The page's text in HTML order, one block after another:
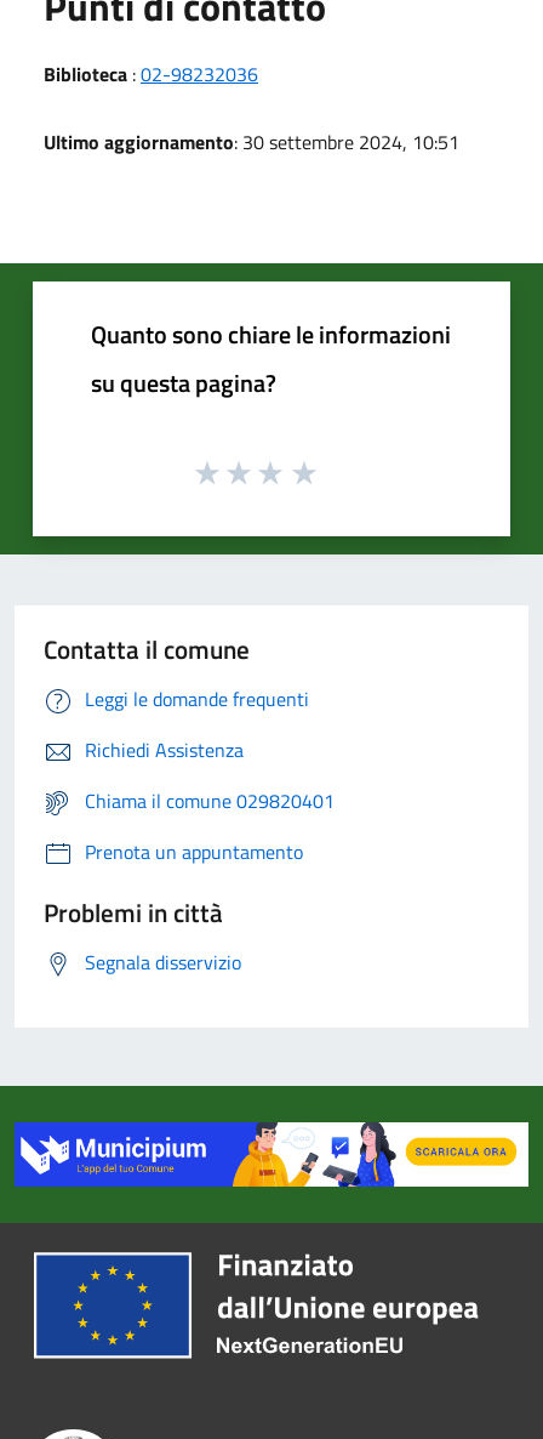
Biblioteca :02-98232036
Ultimo aggiornamento: 30 settembre 2024, 10:51
Quanto sono chiare le informazioni
su questa pagina?
Contatta il comune
Leggi le domande frequenti
Richiedi Assistenza
Chiama il comune 029820401
Prenota un appuntamento
Problemi in città
Segnala disservizio